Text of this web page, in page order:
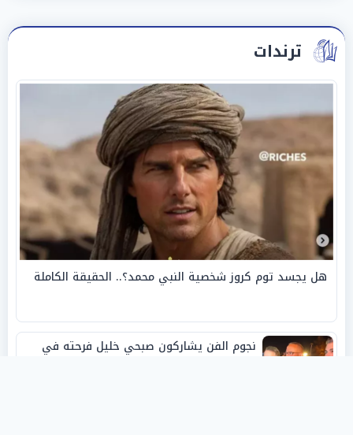
ترندات
هل يجسد توم كروز شخصية النبي محمد؟.. الحقيقة الكاملة
نجوم الفن يشاركون صبحي خليل فرحته في